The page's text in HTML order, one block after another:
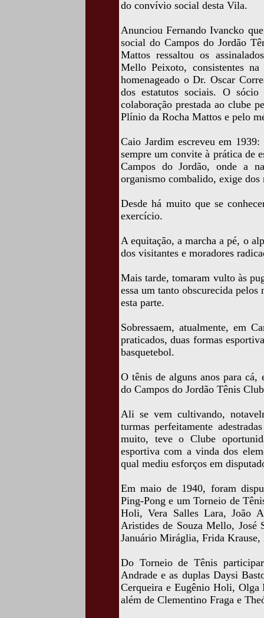
do convívio social desta Vila.
Anunciou Fernando Ivancko
social do Campos do Jordão
Mattos ressaltou os
Mello Peixoto, consistentes
homenageado o Dr. Oscar
dos estatutos sociais. O
colaboração prestada ao clube
Plínio da Rocha Mattos e pelo
Caio Jardim escreveu em
sempre um convite à prática de
Campos do Jordão, onde a
organismo combalido, exige
Desde há muito que se
exercício.
A equitação, a marcha a pé, o
dos visitantes e moradores
Mais tarde, tomaram vulto às
essa um tanto obscurecida pelos
esta parte.
Sobressaem, atualmente, em
praticados, duas formas
basquetebol.
O tênis de alguns anos para cá,
do Campos do Jordão Tênis
Ali se vem cultivando,
turmas perfeitamente
muito, teve o Clube
esportiva com a vinda dos
qual mediu esforços em
Em maio de 1940, foram
Ping-Pong e um Torneio de
Holi, Vera Salles Lara, João
Aristides de Souza Mello, José
Januário Miráglia, Frida
Do Torneio de Tênis
Andrade e as duplas Daysi
Cerqueira e Eugênio Holi, Olga
além de Clementino Fraga e